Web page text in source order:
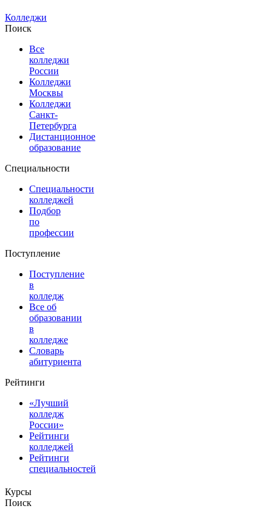
Колледжи
Поиск
Все
колледжи
России
Колледжи
Москвы
Колледжи
Санкт-
Петербурга
Дистанционное
образование
Специальности
Специальности
колледжей
Подбор
по
профессии
Поступление
Поступление
в
колледж
Все об
образовании
в
колледже
Словарь
абитуриента
Рейтинги
«Лучший
колледж
России»
Рейтинги
колледжей
Рейтинги
специальностей
Курсы
Поиск